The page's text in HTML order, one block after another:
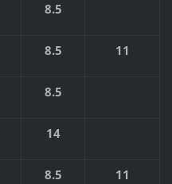
8.5
8.5 11
8.5
14
8.5 11